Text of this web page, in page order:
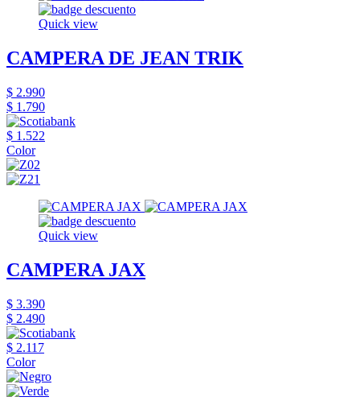
Quick view
CAMPERA DE JEAN TRIK
$ 2.990
$ 1.790
$ 1.522
Color
Quick view
CAMPERA JAX
$ 3.390
$ 2.490
$ 2.117
Color